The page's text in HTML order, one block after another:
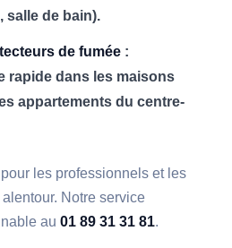
salle de bain).
de fumée :
rapide dans les maisons
appartements du centre-
les professionnels et les
Notre service
au01 89 31 31 81.